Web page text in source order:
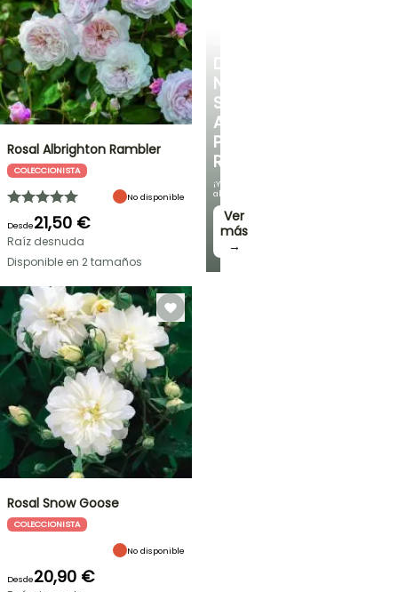
DESCUBRE
NUESTRA
SELECCIÓN
A
PRECIOS
REDUCIDOS
¡Y
ahorra!
Ver
más
→
Rosal Albrighton Rambler
COLECCIONISTA
No disponible
Desde21,50 €
Raíz desnuda
Disponible en 2 tamaños
Rosal Snow Goose
COLECCIONISTA
No disponible
Desde20,90 €